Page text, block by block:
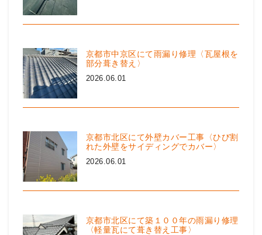
京都市中京区にて雨漏り修理〈瓦屋根を
部分葺き替え〉
2026.06.01
京都市北区にて外壁カバー工事〈ひび割
れた外壁をサイディングでカバー〉
2026.06.01
京都市北区にて築１００年の雨漏り修理
〈軽量瓦にて葺き替え工事〉